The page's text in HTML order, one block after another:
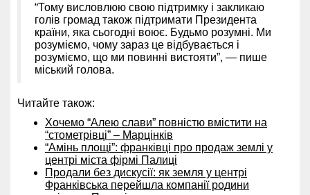
“Тому висловлюю свою підтримку і закликаю
голів громад також підтримати Президента
країни, яка сьогодні воює. Будьмо розумні. Ми
розуміємо, чому зараз це відбувається і
розуміємо, що ми повинні вистояти”, — пише
міський голова.
Читайте також:
Хочемо “Алею слави” повністю вмістити на
“стометрівці” – Марцінків
“Амінь площі”: франківці про продаж землі у
центрі міста фірмі Палиці
Продали без дискусії: як земля у центрі
Франківська перейшла компанії родини